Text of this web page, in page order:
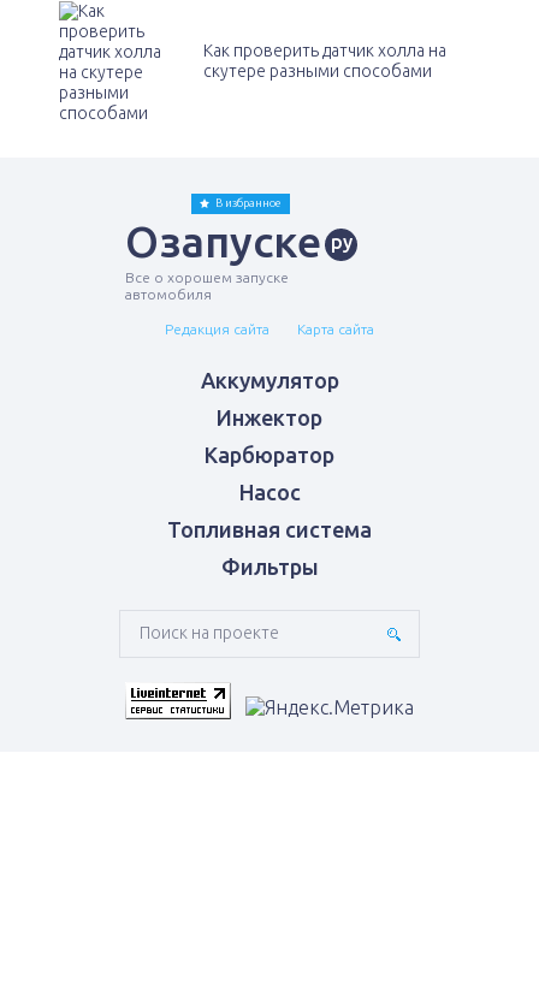
Как проверить датчик холла на
скутере разными способами
Озапуске ру
Все о хорошем запуске
автомобиля
В избранное
Редакция сайта Карта сайта
Аккумулятор
Инжектор
Карбюратор
Насос
Топливная система
Фильтры